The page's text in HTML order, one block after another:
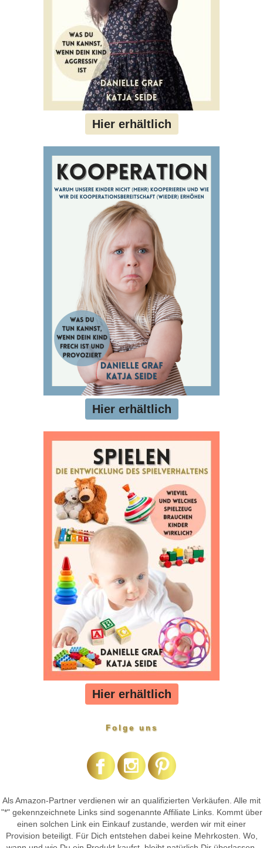
Hier erhältlich
Hier erhältlich
Hier erhältlich
Folge uns
Als Amazon-Partner verdienen wir an qualifizierten Verkäufen. Alle mit
"*" gekennzeichnete Links sind sogenannte Affiliate Links. Kommt über
einen solchen Link ein Einkauf zustande, werden wir mit einer
Provision beteiligt. Für Dich entstehen dabei keine Mehrkosten. Wo,